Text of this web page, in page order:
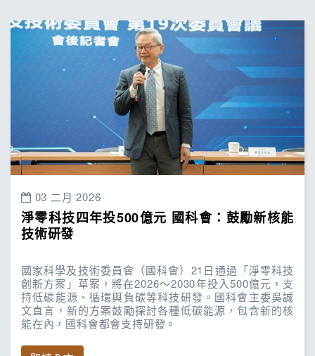
03 二月 2026
淨零科技四年投500億元 國科會：鼓勵新核能
技術研發
國家科學及技術委員會（國科會）21日通過「淨零科技
創新方案」草案，將在2026～2030年投入500億元，支
持低碳能源、循環與負碳等科技研發。國科會主委吳誠
文直言，新的方案鼓勵探討各種低碳能源，包含新的核
能在內，國科會都會支持研發。